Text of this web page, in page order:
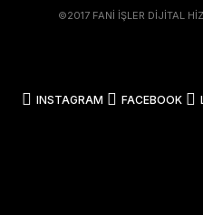
©2017 FANI İŞLER DIJITAL
INSTAGRAM FACEBOOK